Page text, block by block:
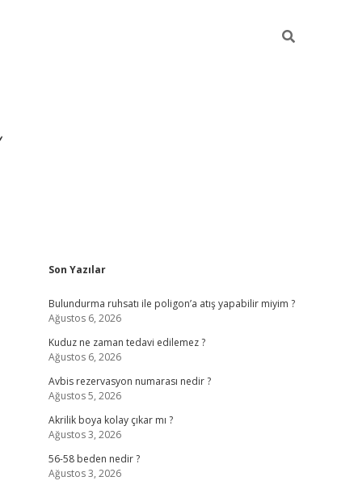
Sidebar
Son Yazılar
Bulundurma ruhsatı ile poligon’a atış yapabilir miyim ?
Ağustos 6, 2026
Kuduz ne zaman tedavi edilemez ?
Ağustos 6, 2026
Avbis rezervasyon numarası nedir ?
Ağustos 5, 2026
Akrilik boya kolay çıkar mı ?
Ağustos 3, 2026
56-58 beden nedir ?
Ağustos 3, 2026